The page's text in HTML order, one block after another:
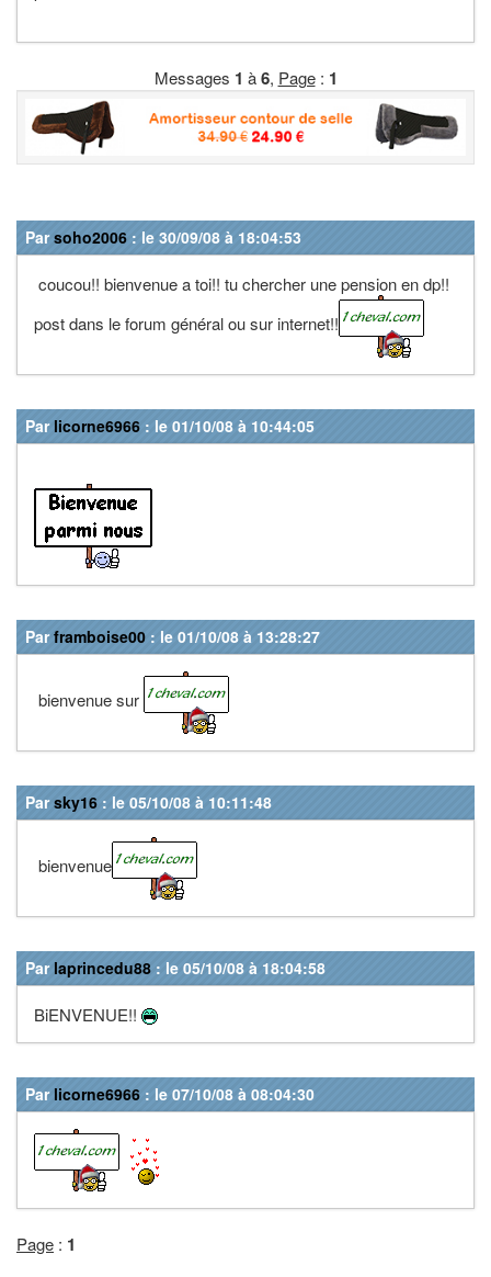
Messages 1 à6, Page: 1
Parsoho2006 : le 30/09/08 à 18:04:53
coucou!! bienvenue a toi!! tu chercher une pension en dp!!
post dans le forum général ou sur internet!!
Par licorne6966 : le 01/10/08 à 10:44:05
Parframboise00 : le 01/10/08 à 13:28:27
bienvenue sur
Parsky16 : le 05/10/08 à 10:11:48
bienvenue
Par laprincedu88 : le 05/10/08 à 18:04:58
BiENVENUE!!
Par licorne6966 : le 07/10/08 à 08:04:30
Page : 1